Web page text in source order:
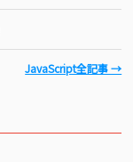
JavaScript全記事 →